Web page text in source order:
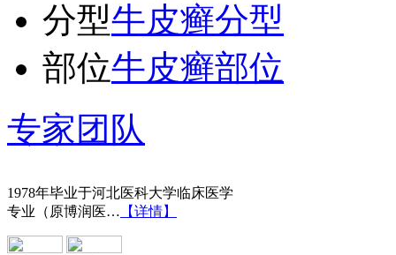
分型牛皮癣分型
部位牛皮癣部位
专家团队
王宝旗 副主任医
专业（原博润医… 【详情】